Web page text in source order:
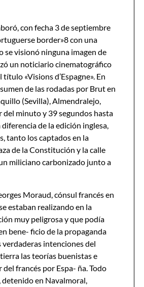
con fecha 3 de septiembre
border»8 con una
visionó ninguna imagen de
un noticiario cinematográfico
«Visions d’Espagne». En
de las rodadas por Brut en
(Sevilla), Almendralejo,
del minuto y 39 segundos hasta
de la edición inglesa,
tanto los captados en la
de la Constitución y la calle
miliciano carbonizado junto a
Moraud, cónsul francés en
estaban realizando en la
muy peligrosa y que podía
bene- ficio de la propaganda
intenciones del
las teorías buenistas e
francés por Espa- ña. Todo
detenido en Navalmoral,